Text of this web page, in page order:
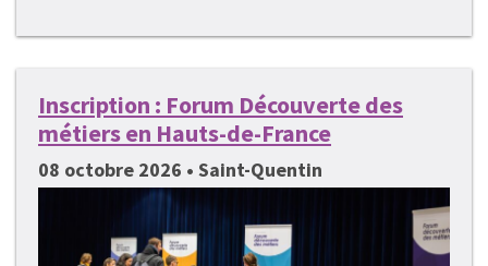
Inscription : Forum Découverte des
métiers en Hauts-de-France
08 octobre 2026 • Saint-Quentin